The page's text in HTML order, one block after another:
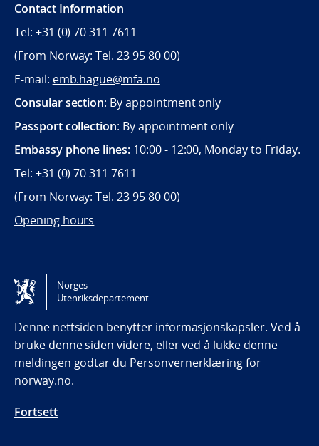
Contact Information
Tel: +31 (0) 70 311 7611
(From Norway: Tel. 23 95 80 00)
E-mail: emb.hague@mfa.no
Consular section: By appointment only
Passport collection: By appointment only
Embassy phone lines: 10:00 - 12:00, Monday to Friday.
Tel: +31 (0) 70 311 7611
(From Norway: Tel. 23 95 80 00)
Opening hours
Tilgjengelighetserklæring / Accessibility statement
(NO)
Norges
Utenriksdepartement
Denne nettsiden benytter informasjonskapsler. Ved å
bruke denne siden videre, eller ved å lukke denne
meldingen godtar du Personvernerklæringfor
norway.no.
Fortsett